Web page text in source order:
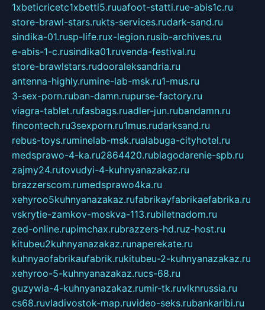
1xbeticricetc1xbetti5.ruuafoot-statti.rue-abis1c.ru
store-brawl-stars.rukts-services.rudark-sand.ru
sindika-01.rusp-life.rux-legion.rusib-archives.ru
e-abis-1-c.rusindika01.ruvenda-festival.ru
store-brawlstars.rudooraleksandria.ru
antenna-highly.rumine-lab-msk.ru1-mus.ru
3-sex-porn.ruban-damn.rupurse-factory.ru
viagra-tablet.rufasbags.ruadler-jun.rubandamn.ru
fincontech.ru3sexporn.ru1mus.rudarksand.ru
rebus-toys.ruminelab-msk.rualabuga-cityhotel.ru
medsprawo-4-ka.ru2864420.rublagodarenie-spb.ru
zajmy24.rutovudyi-4-kuhnyanazakaz.ru
brazzerscom.rumedsprawo4ka.ru
xehyroo5kuhnyanazakaz.rufabrikayfabrikaefabrika.ru
vskrytie-zamkov-moskva-113.rubiletnadom.ru
zed-online.rupimchax.rubrazzers-hd.ruz-host.ru
kitubeu2kuhnyanazakaz.runaperekate.ru
kuhnyaofabrikaufabrik.rukitubeu-2-kuhnyanazakaz.ru
xehyroo-5-kuhnyanazakaz.rucs-68.ru
guzywia-4-kuhnyanazakaz.rumir-tk.ruvlknrussia.ru
cs68.ruvladivostok-map.ruvideo-seks.rubankaribi.ru